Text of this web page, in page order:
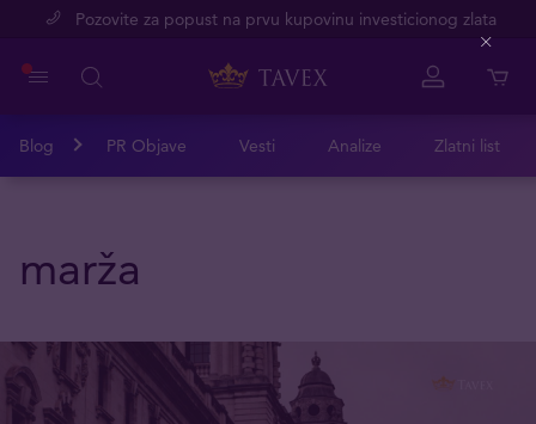
Pozovite za popust na prvu kupovinu investicionog zlata
Blog PR Objave Vesti Analize Zlatni list
marža
Close